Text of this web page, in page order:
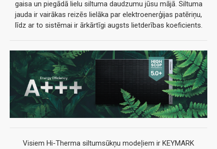
gaisa un piegādā lielu siltuma daudzumu jūsu mājā. Siltuma
jauda ir vairākas reizēs lielāka par elektroenerģijas patēriņu,
līdz ar to sistēmai ir ārkārtīgi augsts lietderības koeficients.
Visiem Hi-Therma siltumsūkņu modeļiem ir KEYMARK